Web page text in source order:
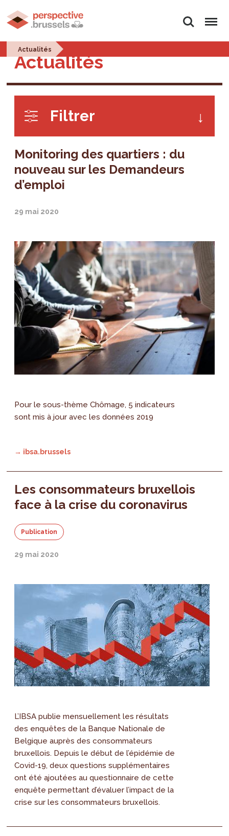
Rechercher
Menu
Actualités
Actualités
Filtrer
Monitoring des quartiers : du
nouveau sur les Demandeurs
d’emploi
29 mai 2020
Pour le sous-thème Chômage, 5 indicateurs
sont mis à jour avec les données 2019
→ ibsa.brussels
Les consommateurs bruxellois
face à la crise du coronavirus
Publication
29 mai 2020
L’IBSA publie mensuellement les résultats
des enquêtes de la Banque Nationale de
Belgique auprès des consommateurs
bruxellois. Depuis le début de l’épidémie de
Covid-19, deux questions supplémentaires
ont été ajoutées au questionnaire de cette
enquête permettant d’évaluer l’impact de la
crise sur les consommateurs bruxellois.